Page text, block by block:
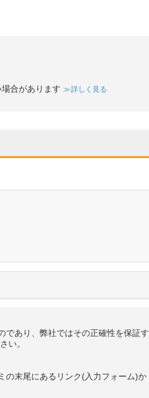
合があります 詳しく見る
であり、弊社ではその正確性を保証す
い。
の末尾にあるリンク(入力フォーム)か